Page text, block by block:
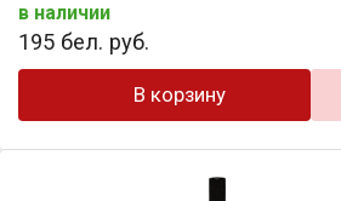
в наличии
195бел. руб.
В корзину